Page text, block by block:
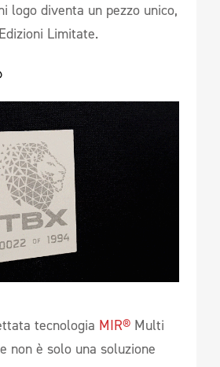
logo diventa un pezzo unico,
Limitate.
tecnologia MIR® Multi
non è solo una soluzione